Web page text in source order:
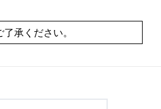
承ください。